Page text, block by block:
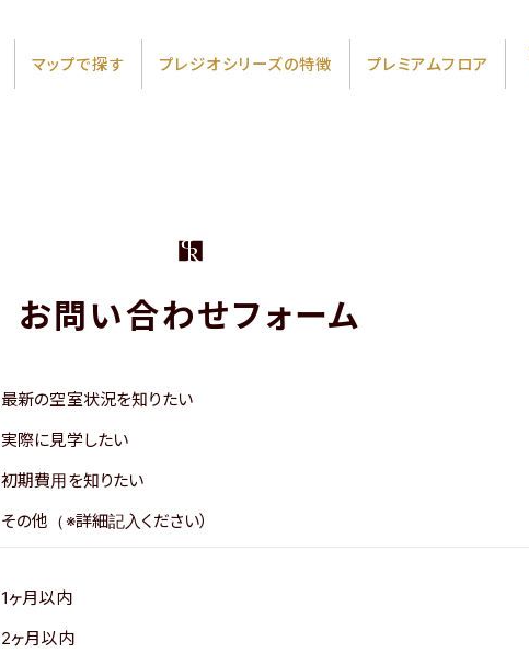
マップで探す プレジオシリーズの特徴 プレミアムフロア
お問い合わせフォーム
最新の空室状況を知りたい
実際に見学したい
初期費用を知りたい
その他（※詳細記入ください）
1ヶ月以内
2ヶ月以内